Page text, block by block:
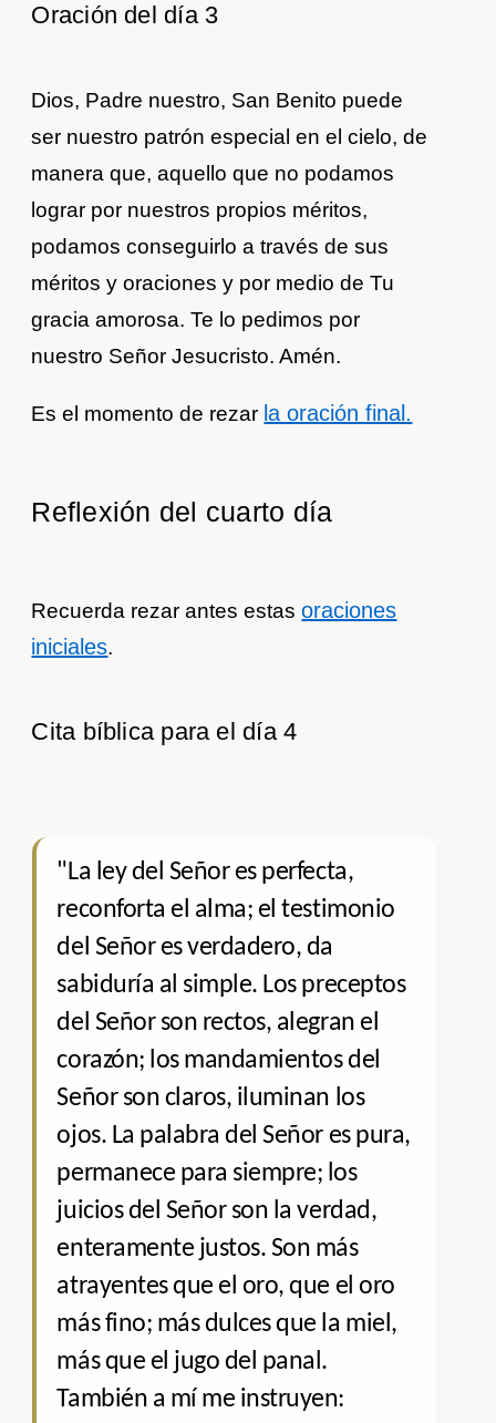
Oración del día 3
Dios, Padre nuestro, San Benito puede
ser nuestro patrón especial en el cielo, de
manera que, aquello que no podamos
lograr por nuestros propios méritos,
podamos conseguirlo a través de sus
méritos y oraciones y por medio de Tu
gracia amorosa. Te lo pedimos por
nuestro Señor Jesucristo. Amén.
Es el momento de rezar la oración final.
Reflexión del cuarto día
Recuerda rezar antes estasoraciones
iniciales.
Cita bíblica para el día 4
"La ley del Señor es perfecta,
reconforta el alma; el testimonio
del Señor es verdadero, da
sabiduría al simple. Los preceptos
del Señor son rectos, alegran el
corazón; los mandamientos del
Señor son claros, iluminan los
ojos. La palabra del Señor es pura,
permanece para siempre; los
juicios del Señor son la verdad,
enteramente justos. Son más
atrayentes que el oro, que el oro
más fino; más dulces que la miel,
más que el jugo del panal.
También a mí me instruyen: